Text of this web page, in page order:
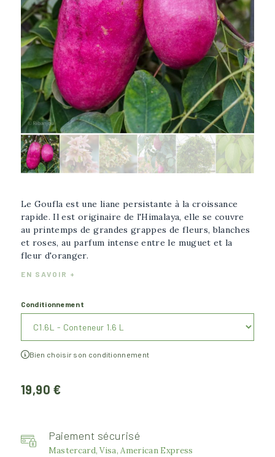
Afficher l'image plus grande
Le Goufla est une liane persistante à la croissance
rapide. Il est originaire de l'Himalaya, elle se couvre
au printemps de grandes grappes de fleurs, blanches
et roses, au parfum intense entre le muguet et la
fleur d'oranger.
EN SAVOIR +
Conditionnement
Bien choisir son conditionnement
19,90 €
Paiement sécurisé
Mastercard, Visa, American Express